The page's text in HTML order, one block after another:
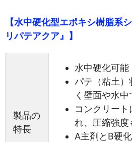
【水中硬化型エポキシ樹脂
リパテアクア』】
製品の
特長
水中硬化可能
パテ（粘土）
く壁面や水
コンクリー
れ、圧縮強度
A主剤とB硬